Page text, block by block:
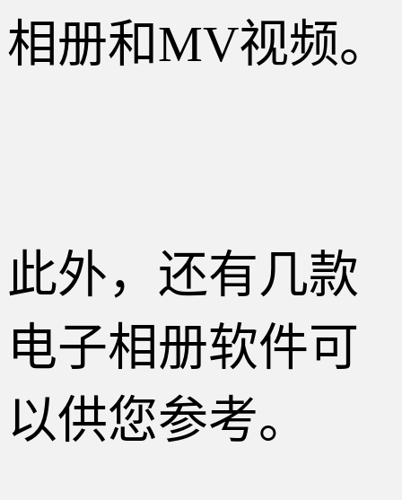
相册和MV视频。
此外，还有几款
电子相册软件可
以供您参考。